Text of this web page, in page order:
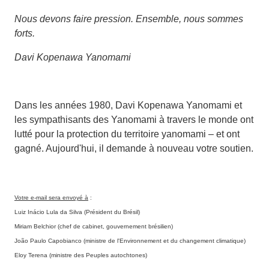
Nous devons faire pression. Ensemble, nous sommes
forts.
Davi Kopenawa Yanomami
Dans les années 1980, Davi Kopenawa Yanomami et
les sympathisants des Yanomami à travers le monde ont
lutté pour la protection du territoire yanomami – et ont
gagné. Aujourd'hui, il demande à nouveau votre soutien.
Votre e-mail sera envoyé à :
Luiz Inácio Lula da Silva (Président du Brésil)
Miriam Belchior (chef de cabinet, gouvernement brésilien)
João Paulo Capobianco (ministre de l'Environnement et du changement climatique)
Eloy Terena (ministre des Peuples autochtones)